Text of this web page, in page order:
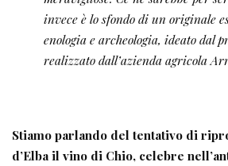
invece è lo sfondo di un originale
enologia e archeologia, ideato dal
realizzato dall’azienda agricola
Stiamo parlando del tentativo di
d’Elba il vino di Chio, celebre